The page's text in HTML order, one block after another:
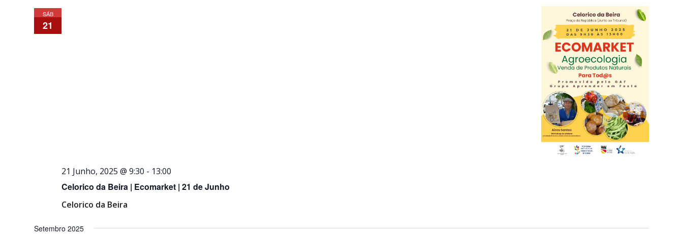
SÁB
21
Celorico da Beira | Ecomarket | 21 de Junho
21 Junho, 2025 @ 9:30 - 13:00
Celorico da Beira
Setembro 2025